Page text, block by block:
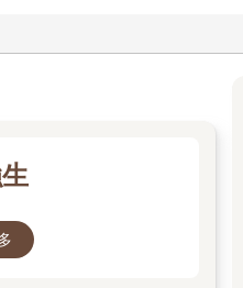
女性，約有60％都已經有孩